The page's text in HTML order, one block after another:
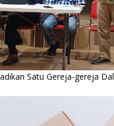
Satu Gereja-gereja